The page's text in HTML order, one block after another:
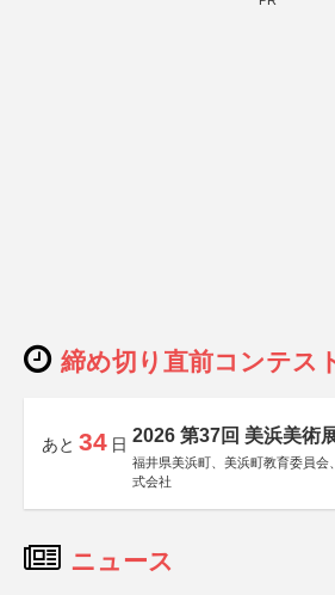
締め切り直前コンテス
あと 34 日 2026 第37回 美浜美術
福井県美浜町、美浜町教育委員会
式会社
ニュース